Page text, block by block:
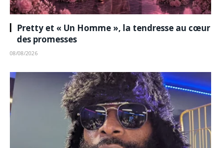
Pretty et « Un Homme », la tendresse au cœur
des promesses
08/08/2026